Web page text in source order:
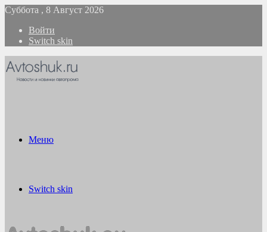
Суббота , 8 Август 2026
Войти
Switch skin
Меню
Switch skin